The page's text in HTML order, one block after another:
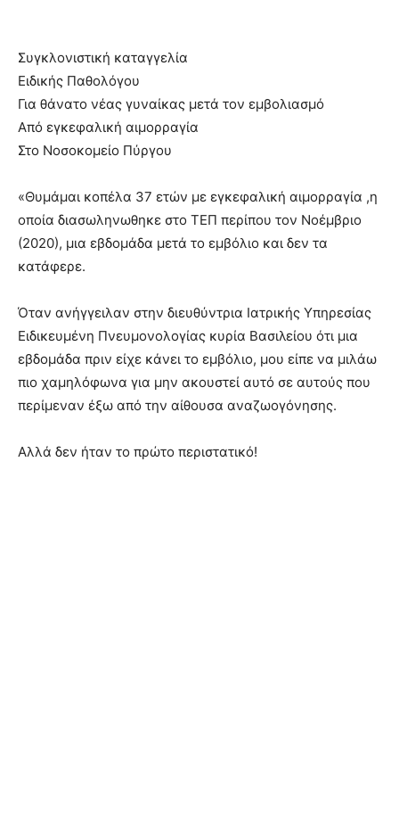
Συγκλονιστική καταγγελία
Ειδικής Παθολόγου
Για θάνατο νέας γυναίκας μετά τον εμβολιασμό
Από εγκεφαλική αιμορραγία
Στο Νοσοκομείο Πύργου
«Θυμάμαι κοπέλα 37 ετών με εγκεφαλική αιμορραγία ,η
οποία διασωληνωθηκε στο ΤΕΠ περίπου τον Νοέμβριο
(2020), μια εβδομάδα μετά το εμβόλιο και δεν τα
κατάφερε.
Όταν ανήγγειλαν στην διευθύντρια Ιατρικής Υπηρεσίας
Ειδικευμένη Πνευμονολογίας κυρία Βασιλείου ότι μια
εβδομάδα πριν είχε κάνει το εμβόλιο, μου είπε να μιλάω
πιο χαμηλόφωνα για μην ακουστεί αυτό σε αυτούς που
περίμεναν έξω από την αίθουσα αναζωογόνησης.
Αλλά δεν ήταν το πρώτο περιστατικό!